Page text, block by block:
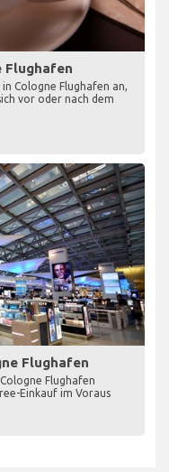
Flughafen
in Cologne Flughafen an,
vor oder nach dem
Flughafen
Flughafen
Einkauf im Voraus